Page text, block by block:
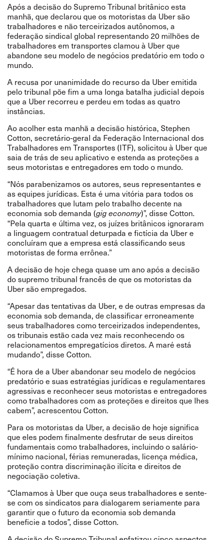
Após a decisão do Supremo Tribunal britânico esta
manhã, que declarou que os motoristas da Uber são
trabalhadores e não terceirizados autônomos, a
federação sindical global representando 20 milhões de
trabalhadores em transportes clamou à Uber que
abandone seu modelo de negócios predatório em todo o
mundo.
A recusa por unanimidade do recurso da Uber emitida
pelo tribunal põe fim a uma longa batalha judicial depois
que a Uber recorreu e perdeu em todas as quatro
instâncias.
Ao acolher esta manhã a decisão histórica, Stephen
Cotton, secretário-geral da Federação Internacional dos
Trabalhadores em Transportes (ITF), solicitou à Uber que
saia de trás de seu aplicativo e estenda as proteções a
seus motoristas e entregadores em todo o mundo.
“Nós parabenizamos os autores, seus representantes e
as equipes jurídicas. Esta é uma vitória para todos os
trabalhadores que lutam pelo trabalho decente na
economia sob demanda (gig economy)”, disse Cotton.
“Pela quarta e última vez, os juízes britânicos ignoraram
a linguagem contratual deturpada e fictícia da Uber e
concluíram que a empresa está classificando seus
motoristas de forma errônea.”
A decisão de hoje chega quase um ano após a decisão
do supremo tribunal francês de que os motoristas da
Uber são empregados.
“Apesar das tentativas da Uber, e de outras empresas da
economia sob demanda, de classificar erroneamente
seus trabalhadores como terceirizados independentes,
os tribunais estão cada vez mais reconhecendo os
relacionamentos empregatícios diretos. A maré está
mudando”, disse Cotton.
“É hora de a Uber abandonar seu modelo de negócios
predatório e suas estratégias jurídicas e regulamentares
agressivas e reconhecer seus motoristas e entregadores
como trabalhadores com as proteções e direitos que lhes
cabem”, acrescentou Cotton.
Para os motoristas da Uber, a decisão de hoje significa
que eles podem finalmente desfrutar de seus direitos
fundamentais como trabalhadores, incluindo o salário-
mínimo nacional, férias remuneradas, licença médica,
proteção contra discriminação ilícita e direitos de
negociação coletiva.
“Clamamos à Uber que ouça seus trabalhadores e sente-
se com os sindicatos para dialogarem seriamente para
garantir que o futuro da economia sob demanda
beneficie a todos”, disse Cotton.